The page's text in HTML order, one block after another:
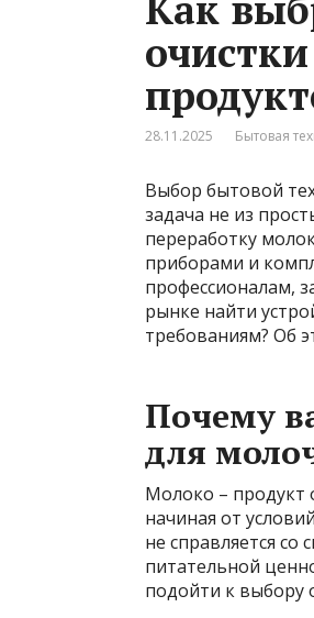
28.11.2025 Бытовая
Выбор бытовой
задача не из
переработку
приборами и
профессионалам,
рынке найти
требованиям? Об
Почему
для
Молоко – продукт
начиная от
не справляется
питательной
подойти к выбору